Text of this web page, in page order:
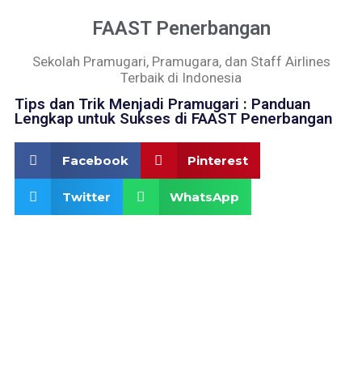
FAAST Penerbangan
Sekolah Pramugari, Pramugara, dan Staff Airlines
Terbaik di Indonesia
Tips dan Trik Menjadi Pramugari : Panduan
Lengkap untuk Sukses di FAAST Penerbangan
Facebook Pinterest
Twitter WhatsApp